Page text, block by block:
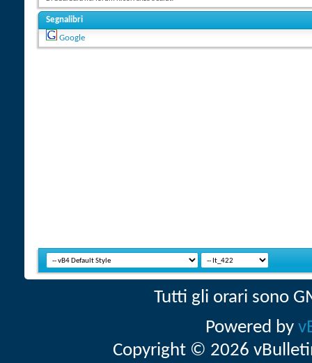
Segnalibri
Google
Tutti gli orari sono
Powered by
Copyright © 2026